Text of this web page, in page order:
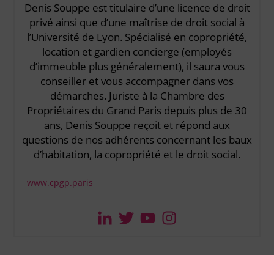
Denis Souppe est titulaire d’une licence de droit
privé ainsi que d’une maîtrise de droit social à
l’Université de Lyon. Spécialisé en copropriété,
location et gardien concierge (employés
d’immeuble plus généralement), il saura vous
conseiller et vous accompagner dans vos
démarches. Juriste à la Chambre des
Propriétaires du Grand Paris depuis plus de 30
ans, Denis Souppe reçoit et répond aux
questions de nos adhérents concernant les baux
d’habitation, la copropriété et le droit social.
www.cpgp.paris